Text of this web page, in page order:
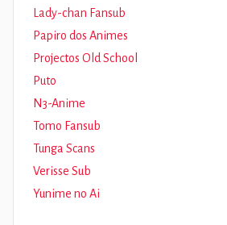
Lady-chan Fansub
Papiro dos Animes
Projectos Old School
Puto
N3-Anime
Tomo Fansub
Tunga Scans
Verisse Sub
Yunime no Ai